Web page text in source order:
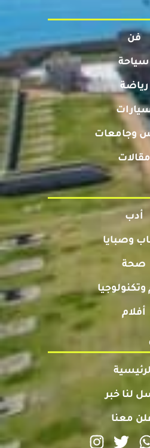
فن
سياحة
رياضة
وجامعات
مقالات
أدب
وصبايا
صحة
وتكنولوجيا
أفلام
لنا خبر
معنا